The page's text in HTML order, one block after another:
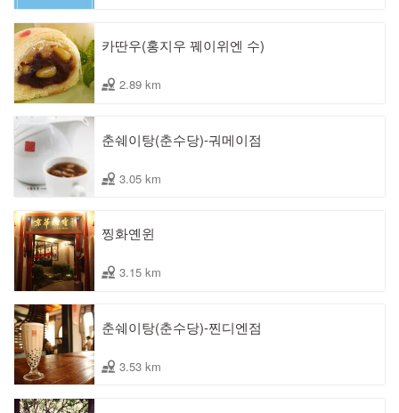
카딴우(홍지우 꿰이위엔 수)
2.89 km
춘쉐이탕(춘수당)-궈메이점
3.05 km
찡화옌윈
3.15 km
춘쉐이탕(춘수당)-찐디엔점
3.53 km